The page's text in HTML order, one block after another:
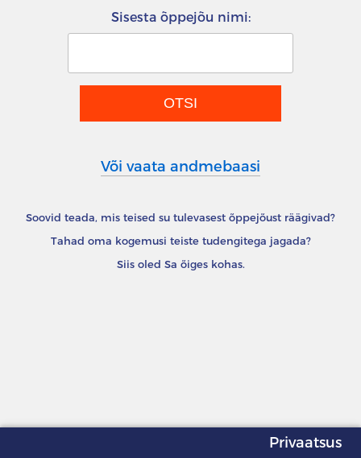
Sisesta õppejõu nimi:
Või vaata andmebaasi
Soovid teada, mis teised su tulevasest õppejõust räägivad?
Tahad oma kogemusi teiste tudengitega jagada?
Siis oled Sa õiges kohas.
Privaatsus